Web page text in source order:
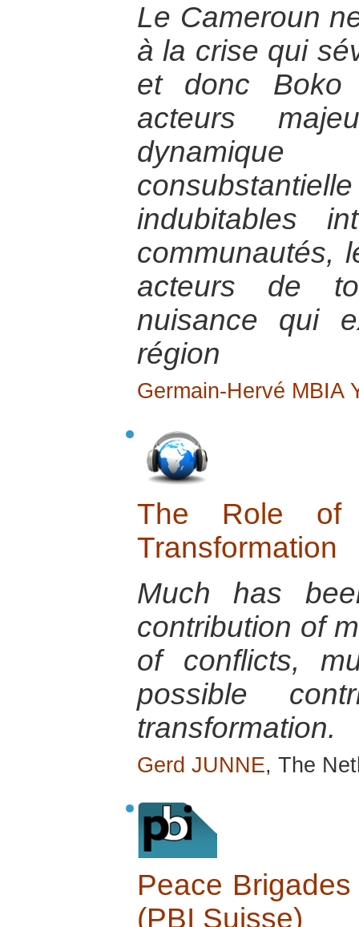
Le Cameroun
à la crise qui
et donc
acteurs
indubitables
communautés,
acteurs de
nuisance qui
région
Germain-Hervé MBIA
The Role of
Transformation
Much has
contribution of
of conflicts,
possible
transformation.
Gerd JUNNE, The
Peace
(PBI Suisse)